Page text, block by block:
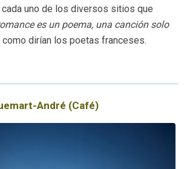
uno de los diversos sitios que
es un poema, una canción solo
como dirían los poetas franceses.
André (Café)